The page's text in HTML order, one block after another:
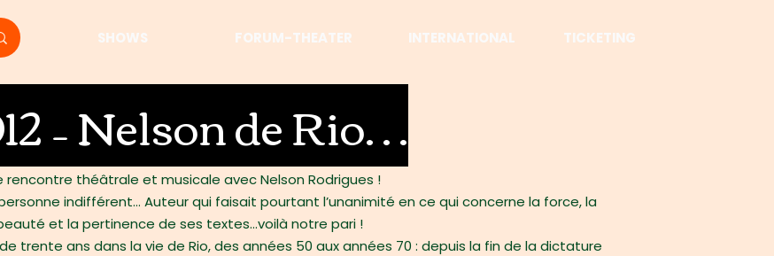
SHOWS FORUM-THEATER INTERNATIONAL TICKETING
– Nelson de Rio…
rencontre théâtrale et musicale avec Nelson Rodrigues !
indifférent… Auteur qui faisait pourtant l’unanimité en ce qui concerne la force, la
et la pertinence de ses textes…voilà notre pari !
trente ans dans la vie de Rio, des années 50 aux années 70 : depuis la fin de la dictature